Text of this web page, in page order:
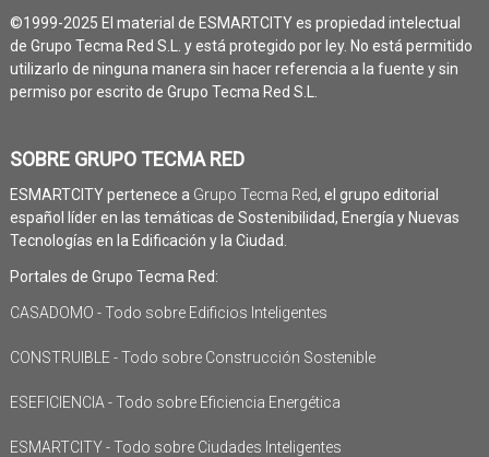
©1999-2025 El material de ESMARTCITY es propiedad intelectual
de Grupo Tecma Red S.L. y está protegido por ley. No está permitido
utilizarlo de ninguna manera sin hacer referencia a la fuente y sin
permiso por escrito de Grupo Tecma Red S.L.
SOBRE GRUPO TECMA RED
ESMARTCITY pertenece a Grupo Tecma Red, el grupo editorial
español líder en las temáticas de Sostenibilidad, Energía y Nuevas
Tecnologías en la Edificación y la Ciudad.
Portales de Grupo Tecma Red:
CASADOMO - Todo sobre Edificios Inteligentes
CONSTRUIBLE - Todo sobre Construcción Sostenible
ESEFICIENCIA - Todo sobre Eficiencia Energética
ESMARTCITY - Todo sobre Ciudades Inteligentes